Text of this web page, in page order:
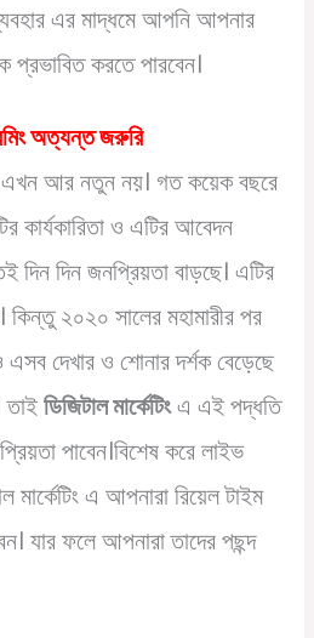
এর মাদ্ধমে আপনি আপনার
প্রভাবিত করতে পারবেন।
অত্যন্ত জরুরি
এখন আর নতুন নয়। গত কয়েক বছরে
কার্যকারিতা ও এটির আবেদন
দিন দিন জনপ্রিয়তা বাড়ছে। এটির
২০২০ সালের মহামারীর পর
এসব দেখার ও শোনার দর্শক বেড়েছে
তাইডিজিটাল মার্কেটিংএ এই পদ্ধতি
পাবেন।বিশেষ করে লাইভ
মার্কেটিং এ আপনারা রিয়েল টাইম
যার ফলে আপনারা তাদের পছন্দ